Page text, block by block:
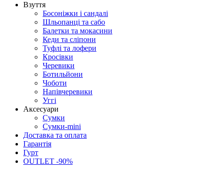
Взуття
Босоніжки і сандалі
Шльопанці та сабо
Балетки та мокасини
Кеди та сліпони
Туфлі та лофери
Кросівки
Черевики
Ботильйони
Чоботи
Напівчеревики
Уггі
Аксесуари
Сумки
Сумки-mini
Доставка та оплата
Гарантія
Гурт
OUTLET -90%